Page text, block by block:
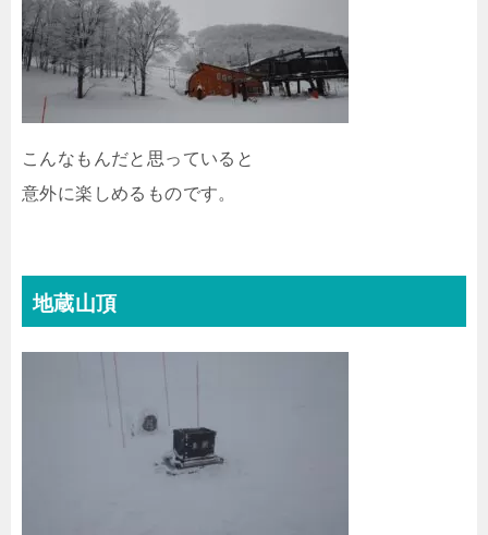
こんなもんだと思っていると
意外に楽しめるものです。
地蔵山頂